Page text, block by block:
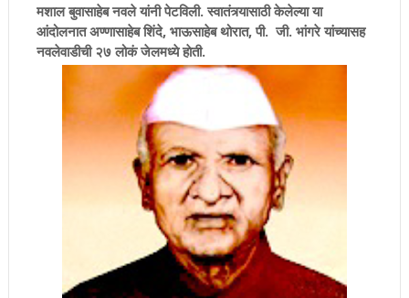
मशाल बुवासाहेब नवले यांनी पेटविली. स्वातंत्र्यासाठी केलेल्या या
आंदोलनात अण्णासाहेब शिंदे, भाऊसाहेब थोरात, पी. जी. भांगरे यांच्यासह
नवलेवाडीची २७ लोकं जेलमध्ये हाेती.